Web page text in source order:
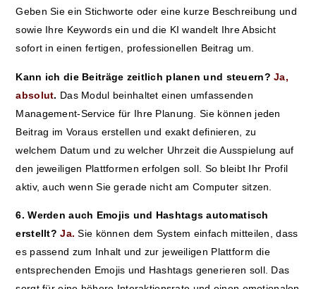
Geben Sie ein Stichworte oder eine kurze Beschreibung und
sowie Ihre Keywords ein und die KI wandelt Ihre Absicht
sofort in einen fertigen, professionellen Beitrag um.
Kann ich die Beiträge zeitlich planen und steuern? Ja,
absolut. Das Modul beinhaltet einen umfassenden
Management-Service für Ihre Planung. Sie können jeden
Beitrag im Voraus erstellen und exakt definieren, zu
welchem Datum und zu welcher Uhrzeit die Ausspielung auf
den jeweiligen Plattformen erfolgen soll. So bleibt Ihr Profil
aktiv, auch wenn Sie gerade nicht am Computer sitzen.
6. Werden auch Emojis und Hashtags automatisch
erstellt? Ja. Sie können dem System einfach mitteilen, dass
es passend zum Inhalt und zur jeweiligen Plattform die
entsprechenden Emojis und Hashtags generieren soll. Das